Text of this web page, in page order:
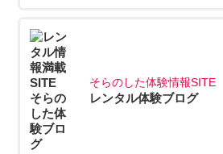
そらのした体験情報SITE
レンタル体験ブログ